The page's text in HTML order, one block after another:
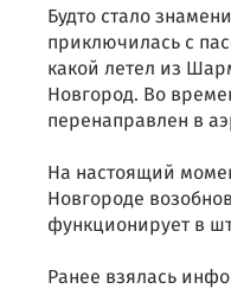
Будто стало
приключилась с
какой летел из
Новгород. Во
перенаправлен в
На настоящий
Новгороде
функционирует в
Ранее взялась